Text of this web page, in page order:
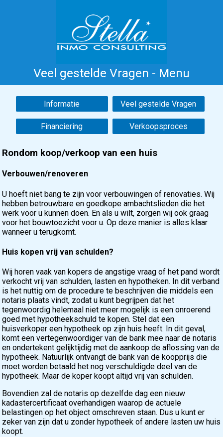
Veel gestelde Vragen - Menu
Home Costa Blanca Koop Huur
Nieuwbouw Informatie Referenties
Contact
Informatie Veel gestelde Vragen
Financiering Verkoopsproces
Rondom koop/verkoop van een huis
Verbouwen/renoveren
U hoeft niet bang te zijn voor verbouwingen of renovaties. Wij
hebben betrouwbare en goedkope ambachtslieden die het
werk voor u kunnen doen. En als u wilt, zorgen wij ook graag
voor het bouwtoezicht voor u. Op deze manier is alles klaar
wanneer u terugkomt.
Huis kopen vrij van schulden?
Wij horen vaak van kopers de angstige vraag of het pand wordt
verkocht vrij van schulden, lasten en hypotheken. In dit verband
is het nuttig om de procedure te beschrijven die middels een
notaris plaats vindt, zodat u kunt begrijpen dat het
tegenwoordig helemaal niet meer mogelijk is een onroerend
goed met hypotheekschuld te kopen. Stel dat een
huisverkoper een hypotheek op zijn huis heeft. In dit geval,
komt een vertegenwoordiger van de bank mee naar de notaris
en ondertekent gelijktijdig met de aankoop de aflossing van de
hypotheek. Natuurlijk ontvangt de bank van de koopprijs die
moet worden betaald het nog verschuldigde deel van de
hypotheek. Maar de koper koopt altijd vrij van schulden.
Bovendien zal de notaris op dezelfde dag een nieuw
kadastercertificaat overhandigen waarop de actuele
belastingen op het object omschreven staan. Dus u kunt er
zeker van zijn dat u zonder hypotheek of andere lasten uw huis
koopt.